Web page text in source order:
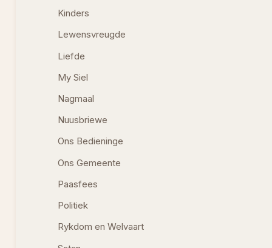
Kinders
Lewensvreugde
Liefde
My Siel
Nagmaal
Nuusbriewe
Ons Bedieninge
Ons Gemeente
Paasfees
Politiek
Rykdom en Welvaart